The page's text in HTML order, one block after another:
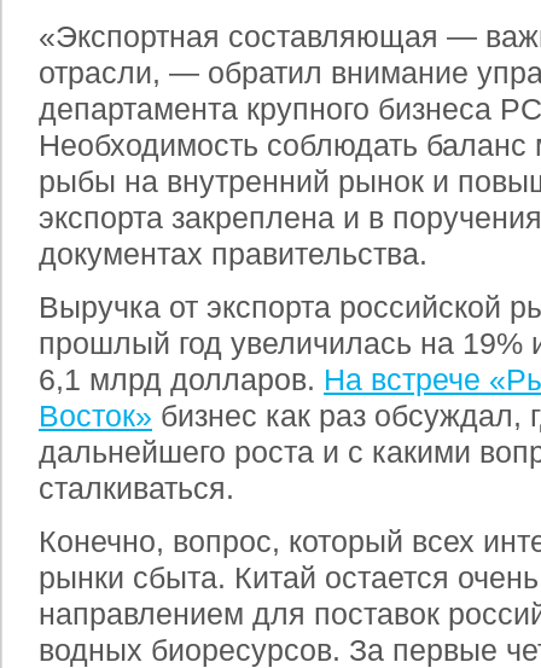
«Экспортная составляющая —
отрасли, — обратил внимание
департамента крупного бизнеса
Необходимость соблюдать
рыбы на внутренний рынок и
экспорта закреплена и в
документах правительства.
Выручка от экспорта российской
прошлый год увеличилась на 19%
6,1 млрд долларов. На встрече
Восток» бизнес как раз обсуждал,
дальнейшего роста и с какими
сталкиваться.
Конечно, вопрос, который всех
рынки сбыта. Китай остается
направлением для поставок
водных биоресурсов. За первые